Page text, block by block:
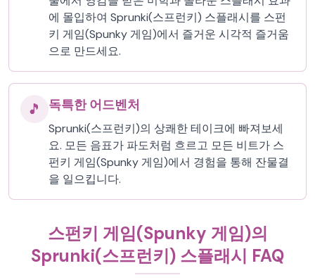
에 몰입하여 Sprunki(스프런키) 스플래시를 스펀
키 게임(Spunky 게임)에서 즐거운 시각적 즐거움
으로 만드세요.
🎵 독특한 어드벤처
Sprunki(스프런키)의 상쾌한 테이크에 빠져보세
요. 모든 음표가 파도처럼 흐르고 모든 비트가 스
펀키 게임(Spunky 게임)에서 경험을 통해 잔물결
을 일으킵니다.
스펀키 게임(Spunky 게임)의
Sprunki(스프런키) 스플래시 FAQ